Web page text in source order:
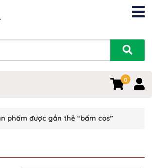
0
phẩm được gắn thẻ “bấm cos”